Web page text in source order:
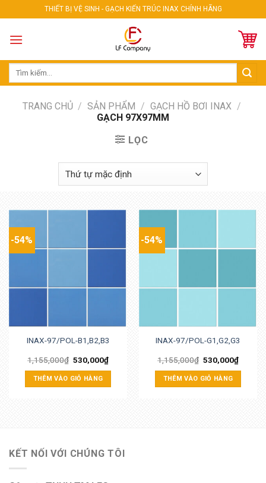
to
content
THIẾT BỊ VỆ SINH - GẠCH KIẾN TRÚC INAX CHÍNH HÃNG
Tìm
TRANG CHỦ / SẢN PHẨM / GẠCH HỒ BƠI INAX /
GẠCH 97X97MM
LỌC
-54%
INAX-97/POL-B1,B2,B3
1,155,000₫ 530,000₫
THÊM VÀO GIỎ HÀNG
-54%
INAX-97/POL-G1,G2,G3
1,155,000₫ 530,000₫
THÊM VÀO GIỎ HÀNG
KẾT NỐI VỚI CHÚNG TÔI